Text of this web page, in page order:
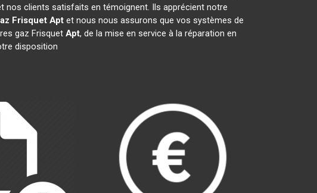
clients satisfaits en témoignent. Ils apprécient notre
Frisquet Aptet nous nous assurons que vos systèmes de
gaz Frisquet Apt, de la mise en service à la réparation en
disposition